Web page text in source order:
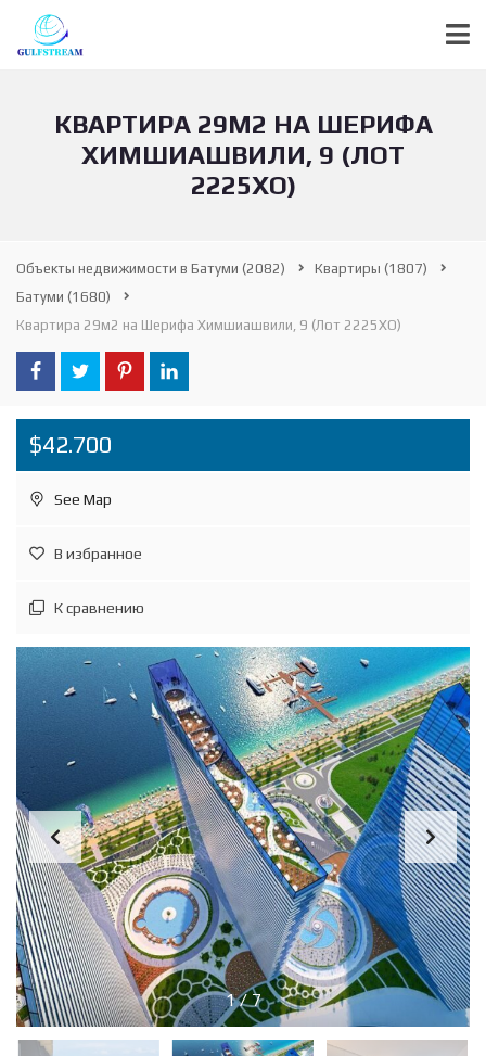
КВАРТИРА 29М2 НА ШЕРИФА
ХИМШИАШВИЛИ, 9 (ЛОТ
2225ХО)
Объекты недвижимости в Батуми (2082) Квартиры (1807)
Батуми (1680)
Квартира 29м2 на Шерифа Химшиашвили, 9 (Лот 2225ХО)
$42.700
See Map
В избранное
К сравнению
1/7